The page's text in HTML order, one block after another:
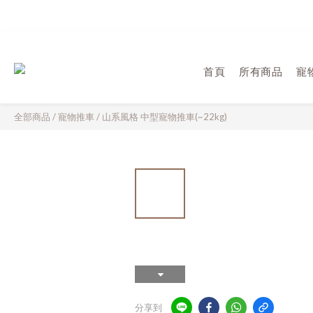
首頁 所有商品 寵
全部商品 /寵物推車/ 山系風格 中型寵物推車(~22kg)
分享到